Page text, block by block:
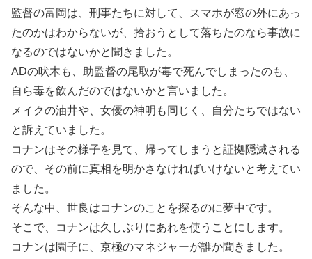
監督の富岡は、刑事たちに対して、スマホが窓の外にあっ
たのかはわからないが、拾おうとして落ちたのなら事故に
なるのではないかと聞きました。
ADの吠木も、助監督の尾取が毒で死んでしまったのも、
自ら毒を飲んだのではないかと言いました。
メイクの油井や、女優の神明も同じく、自分たちではない
と訴えていました。
コナンはその様子を見て、帰ってしまうと証拠隠滅される
ので、その前に真相を明かさなければいけないと考えてい
ました。
そんな中、世良はコナンのことを探るのに夢中です。
そこで、コナンは久しぶりにあれを使うことにします。
コナンは園子に、京極のマネジャーが誰か聞きました。